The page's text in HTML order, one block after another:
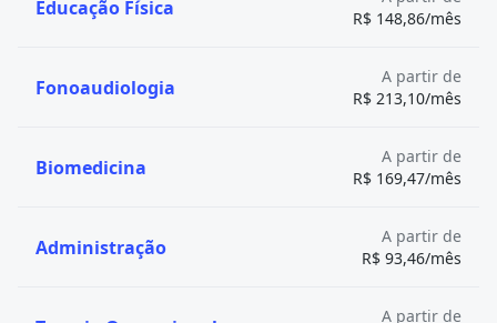
certa para você, não deixe de conferir oTeste
te ajudar nessa importante escolha profissional.
Educação Física
R$ 148,86/mês
Fonoaudiologia
A partir de
R$ 213,10/mês
Biomedicina
A partir de
R$ 169,47/mês
Administração
A partir de
R$ 93,46/mês
A partir de